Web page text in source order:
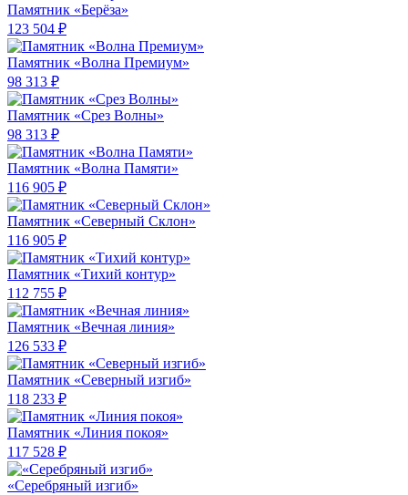
Памятник «Берёза»
123 504 ₽
Памятник «Волна Премиум»
98 313 ₽
Памятник «Срез Волны»
98 313 ₽
Памятник «Волна Памяти»
116 905 ₽
Памятник «Северный Склон»
116 905 ₽
Памятник «Тихий контур»
112 755 ₽
Памятник «Вечная линия»
126 533 ₽
Памятник «Северный изгиб»
118 233 ₽
Памятник «Линия покоя»
117 528 ₽
«Серебряный изгиб»